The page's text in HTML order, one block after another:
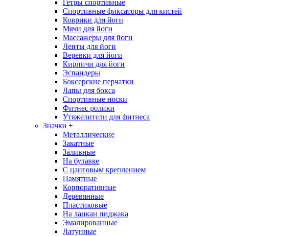
Гетры спортивные
Спортивные фиксаторы для кистей
Коврики для йоги
Мячи для йоги
Массажеры для йоги
Ленты для йоги
Веревки для йоги
Кирпичи для йоги
Эспандеры
Боксерские перчатки
Лапы для бокса
Спортивные носки
Фитнес ролики
Утяжелители для фитнеса
Значки +
Металлические
Закатные
Заливные
На булавке
С цанговым креплением
Памятные
Корпоративные
Деревянные
Пластиковые
На лацкан пиджака
Эмалированные
Латунные